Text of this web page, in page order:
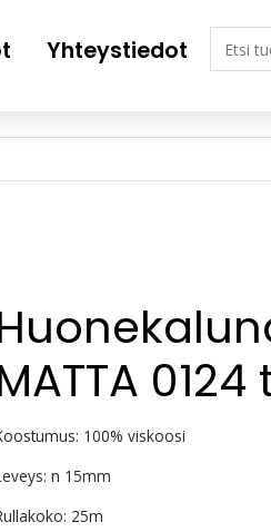
Yhteystiedot
100% viskoosi
n 15mm
25m